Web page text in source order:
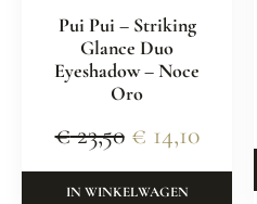
Pui Pui – Striking
Glance Duo
Eyeshadow – Noce
Oro
€23,50 € 14,10
IN WINKELWAGEN